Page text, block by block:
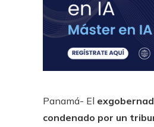
Panamá- El
condenado por un